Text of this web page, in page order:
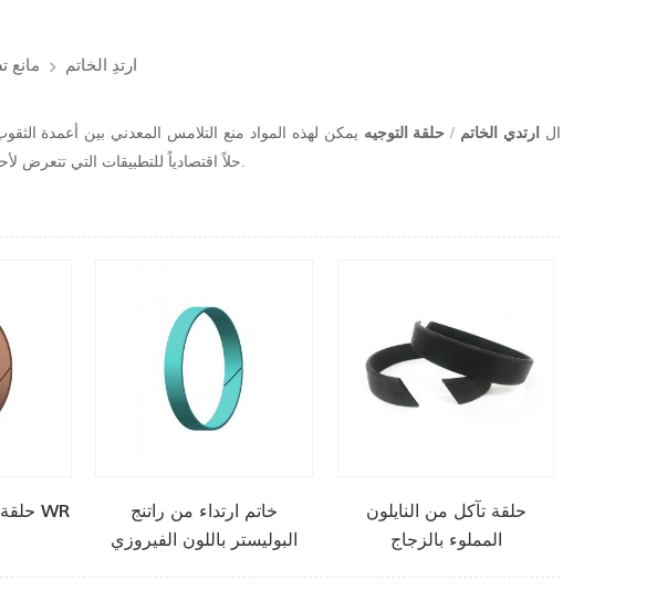
مانع ارتدِ الخاتم
ال ارتدي الخاتم / حلقة التوجيه يمكن لهذه المواد منع التلامس المعدني بين أعمدة
حلاً اقتصادياً للتطبيقات التي تتعرض لأحمال جانبية متوسطة، مع توفير مقاومة ممتازة للتآكل والضغط.
حلقة ارتداء راتنج الفينول WR
خاتم ارتداء من راتنج
البوليستر باللون الفيروزي
حلقة تآكل من النايلون
المملوء بالزجاج